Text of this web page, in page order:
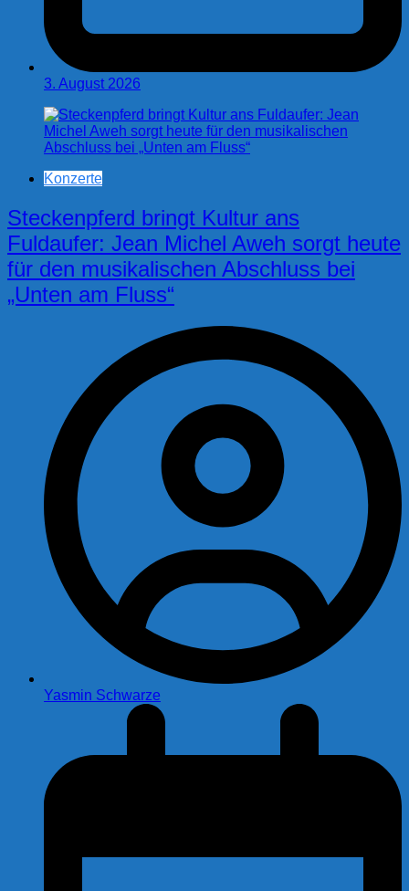
3. August 2026
Konzerte
Steckenpferd bringt Kultur ans
Fuldaufer: Jean Michel Aweh sorgt heute
für den musikalischen Abschluss bei
„Unten am Fluss“
Yasmin Schwarze